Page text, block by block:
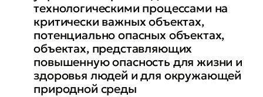
• обеспечивать защиту
информации при выводе из
эксплуатации в АСУ ТП
технологическими процессами на
критически важных объектах,
потенциально опасных объектах,
объектах, представляющих
повышенную опасность для жизни и
здоровья людей и для окружающей
природной среды